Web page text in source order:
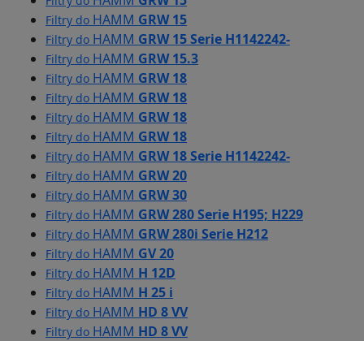
Filtry do HAMM GRW 15
Filtry do HAMM GRW 15 Serie H1142242-
Filtry do HAMM GRW 15.3
Filtry do HAMM GRW 18
Filtry do HAMM GRW 18
Filtry do HAMM GRW 18
Filtry do HAMM GRW 18
Filtry do HAMM GRW 18 Serie H1142242-
Filtry do HAMM GRW 20
Filtry do HAMM GRW 30
Filtry do HAMM GRW 280 Serie H195; H229
Filtry do HAMM GRW 280i Serie H212
Filtry do HAMM GV 20
Filtry do HAMM H 12D
Filtry do HAMM H 25 i
Filtry do HAMM HD 8 VV
Filtry do HAMM HD 8 VV